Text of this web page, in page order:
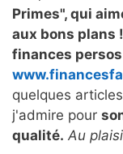
Primes", qui
aux bons plans !
finances persos
quelques
j'admire pour
qualité. Au